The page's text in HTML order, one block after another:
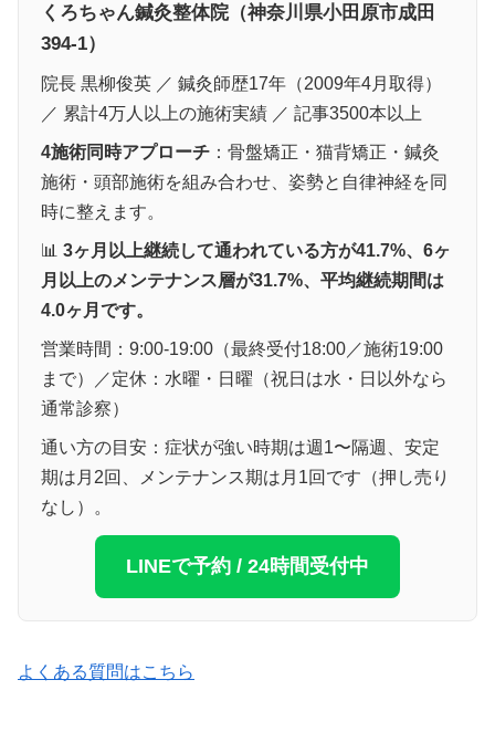
くろちゃん鍼灸整体院（神奈川県小田原市成田
394-1）
院長 黒柳俊英 ／ 鍼灸師歴17年（2009年4月取得）
／ 累計4万人以上の施術実績 ／ 記事3500本以上
4施術同時アプローチ ：骨盤矯正・猫背矯正・鍼灸
施術・頭部施術を組み合わせ、姿勢と自律神経を同
時に整えます。
📊 3ヶ月以上継続して通われている方が41.7%、6ヶ
月以上のメンテナンス層が31.7%、平均継続期間は
4.0ヶ月です。
営業時間：9:00-19:00（最終受付18:00／施術19:00
まで）／定休：水曜・日曜（祝日は水・日以外なら
通常診察）
通い方の目安：症状が強い時期は週1〜隔週、安定
期は月2回、メンテナンス期は月1回です（押し売り
なし）。
LINEで予約 / 24時間受付中
よくある質問はこちら